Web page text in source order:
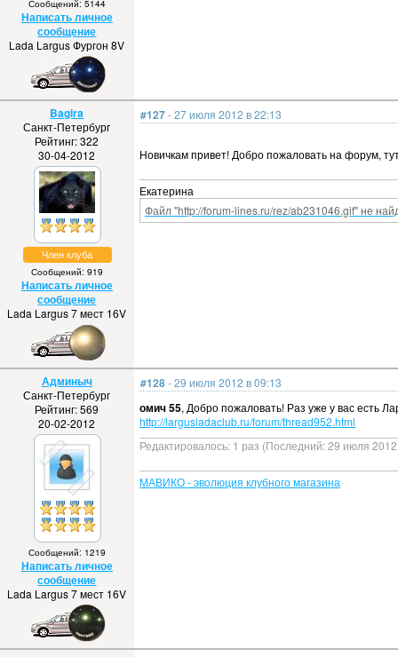
Сообщений: 5144
Написать личное
сообщение
Lada Largus Фургон 8V
Bagira
Санкт-Петербург
Рейтинг: 322
30-04-2012
Член клуба
Сообщений: 919
Написать личное
сообщение
Lada Largus 7 мест 16V
#127- 27 июля 2012 в 22:13
Новичкам привет! Добро пожаловать на форум,
Екатерина
Файл "http://forum-lines.ru/rez/ab231046.gif" не
Админыч
Санкт-Петербург
Рейтинг: 569
20-02-2012
Сообщений: 1219
Написать личное
сообщение
Lada Largus 7 мест 16V
#128- 29 июля 2012 в 09:13
омич 55, Добро пожаловать! Раз уже у вас есть
http://largusladaclub.ru/forum/thread952.html
Редактировалось: 1 раз (Последний: 29 июля
МАВИКО - эволюция клубного магазина